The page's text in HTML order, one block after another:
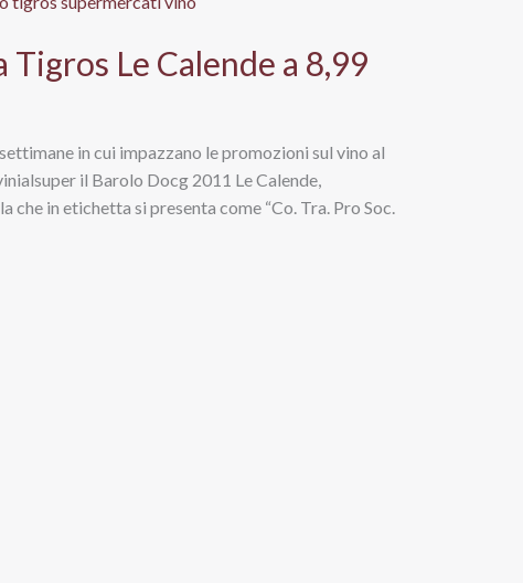
Tigros Le Calende a 8,99
in cui impazzano le promozioni sul vino al
il Barolo Docg 2011 Le Calende,
in etichetta si presenta come “Co. Tra. Pro Soc.